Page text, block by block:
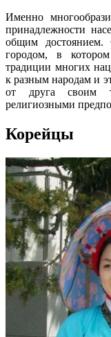
Именно
принадлежности
общим достоянием.
городом, в
традиции многих
к разным народам и
от друга своим
религиозными
Корейцы